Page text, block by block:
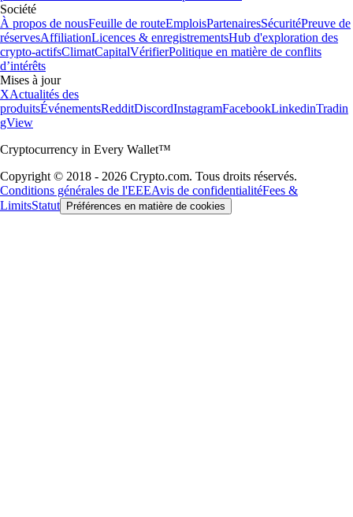
Société
À propos de nousFeuille de routeEmploisPartenairesSécuritéPreuve de
réservesAffiliationLicences & enregistrementsHub d'exploration des
crypto-actifsClimatCapitalVérifierPolitique en matière de conflits
d’intérêts
Mises à jour
XActualités des
produitsÉvénementsRedditDiscordInstagramFacebookLinkedinTradin
gView
Cryptocurrency in Every Wallet™
Copyright © 2018 - 2026 Crypto.com. Tous droits réservés.
Conditions générales de l'EEEAvis de confidentialitéFees &
LimitsStatut Préférences en matière de cookies